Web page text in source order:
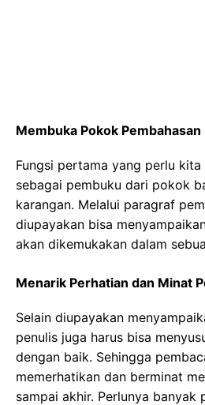
Membuka Pokok Pembahasan
Fungsi pertama yang perlu
sebagai pembuku dari pokok
karangan. Melalui paragraf
diupayakan bisa
akan dikemukakan dalam
Menarik Perhatian dan Minat
Selain diupayakan
penulis juga harus bisa
dengan baik. Sehingga
memerhatikan dan berminat
sampai akhir. Perlunya banyak